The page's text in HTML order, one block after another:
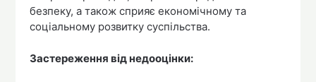
безпеку, а також сприяє економічному та
соціальному розвитку суспільства.
Застереження від недооцінки: